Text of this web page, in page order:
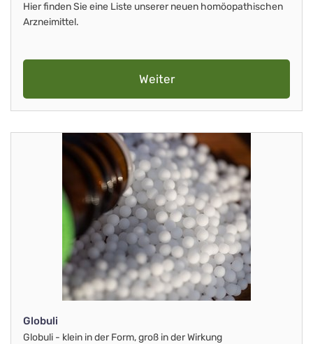
Hier finden Sie eine Liste unserer neuen homöopathischen
Arzneimittel.
Weiter
Globuli
Globuli - klein in der Form, groß in der Wirkung